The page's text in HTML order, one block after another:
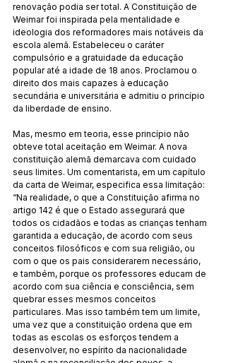
renovação podia ser total. A Constituição de
Weimar foi inspirada pela mentalidade e
ideologia dos reformadores mais notáveis da
escola alemã. Estabeleceu o caráter
compulsório e a gratuidade da educação
popular até a idade de 18 anos. Proclamou o
direito dos mais capazes à educação
secundária e universitária e admitiu o princípio
da liberdade de ensino.
Mas, mesmo em teoria, esse princípio não
obteve total aceitação em Weimar. A nova
constituição alemã demarcava com cuidado
seus limites. Um comentarista, em um capítulo
da carta de Weimar, especifica essa limitação:
“Na realidade, o que a Constituição afirma no
artigo 142 é que o Estado assegurará que
todos os cidadãos e todas as crianças tenham
garantida a educação, de acordo com seus
conceitos filosóficos e com sua religião, ou
com o que os pais considerarem necessário,
e também, porque os professores educam de
acordo com sua ciência e consciência, sem
quebrar esses mesmos conceitos
particulares. Mas isso também tem um limite,
uma vez que a constituição ordena que em
todas as escolas os esforços tendem a
desenvolver, no espírito da nacionalidade